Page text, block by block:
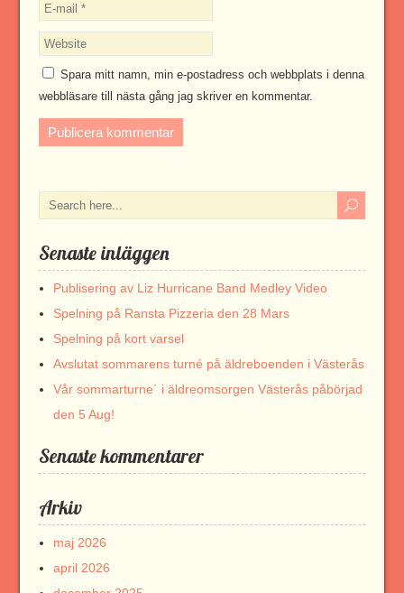
Spara mitt namn, min e-postadress och webbplats i denna
webbläsare till nästa gång jag skriver en kommentar.
Senaste inläggen
Publisering av Liz Hurricane Band Medley Video
Spelning på Ransta Pizzeria den 28 Mars
Spelning på kort varsel
Avslutat sommarens turné på äldreboenden i Västerås
Vår sommarturne´ i äldreomsorgen Västerås påbörjad
den 5 Aug!
Senaste kommentarer
Arkiv
maj 2026
april 2026